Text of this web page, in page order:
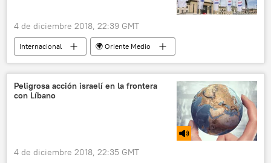
4 de diciembre 2018, 22:39 GMT
Internacional
🌍 Oriente Medio
Arabia Saudita
Catar
Organización Mundial del Comercio (OMC)
hackeo
Peligrosa acción israelí en la frontera
con Líbano
4 de diciembre 2018, 22:35 GMT